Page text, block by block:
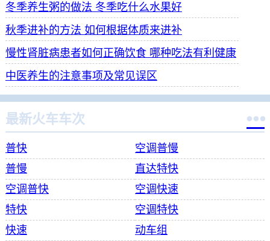
冬季养生粥的做法 冬季吃什么水果好
秋季进补的方法 如何根据体质来进补
慢性肾脏病患者如何正确饮食 哪种吃法有利健康
中医养生的注意事项及常见误区
最新火车车次 
普快
空调普慢
普慢
直达特快
空调普快
空调快速
特快
空调特快
快速
动车组